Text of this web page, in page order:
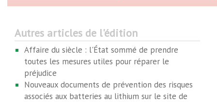
Autres articles de l'édition
Affaire du siècle : l'État sommé de prendre
toutes les mesures utiles pour réparer le
préjudice
Nouveaux documents de prévention des risques
associés aux batteries au lithium sur le site de